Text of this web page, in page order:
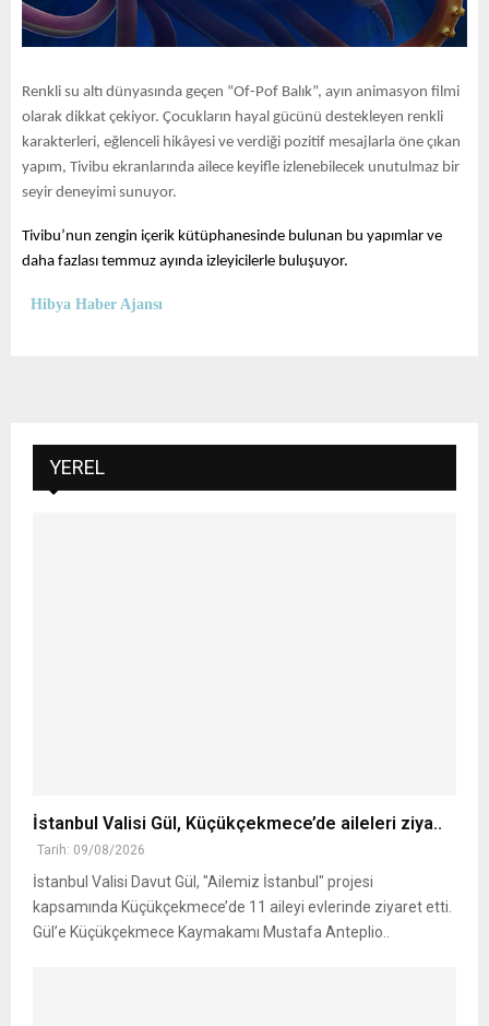
Renkli su altı dünyasında geçen “Of-Pof Balık”, ayın animasyon filmi
olarak dikkat çekiyor. Çocukların hayal gücünü destekleyen renkli
karakterleri, eğlenceli hikâyesi ve verdiği pozitif mesajlarla öne çıkan
yapım, Tivibu ekranlarında ailece keyifle izlenebilecek unutulmaz bir
seyir deneyimi sunuyor.
Tivibu’nun zengin içerik kütüphanesinde bulunan bu yapımlar ve
daha fazlası temmuz ayında izleyicilerle buluşuyor.
Hibya Haber Ajansı
YEREL
İstanbul Valisi Gül, Küçükçekmece’de aileleri ziya..
Tarih: 09/08/2026
İstanbul Valisi Davut Gül, "Ailemiz İstanbul" projesi
kapsamında Küçükçekmece’de 11 aileyi evlerinde ziyaret etti.
Gül’e Küçükçekmece Kaymakamı Mustafa Anteplio..